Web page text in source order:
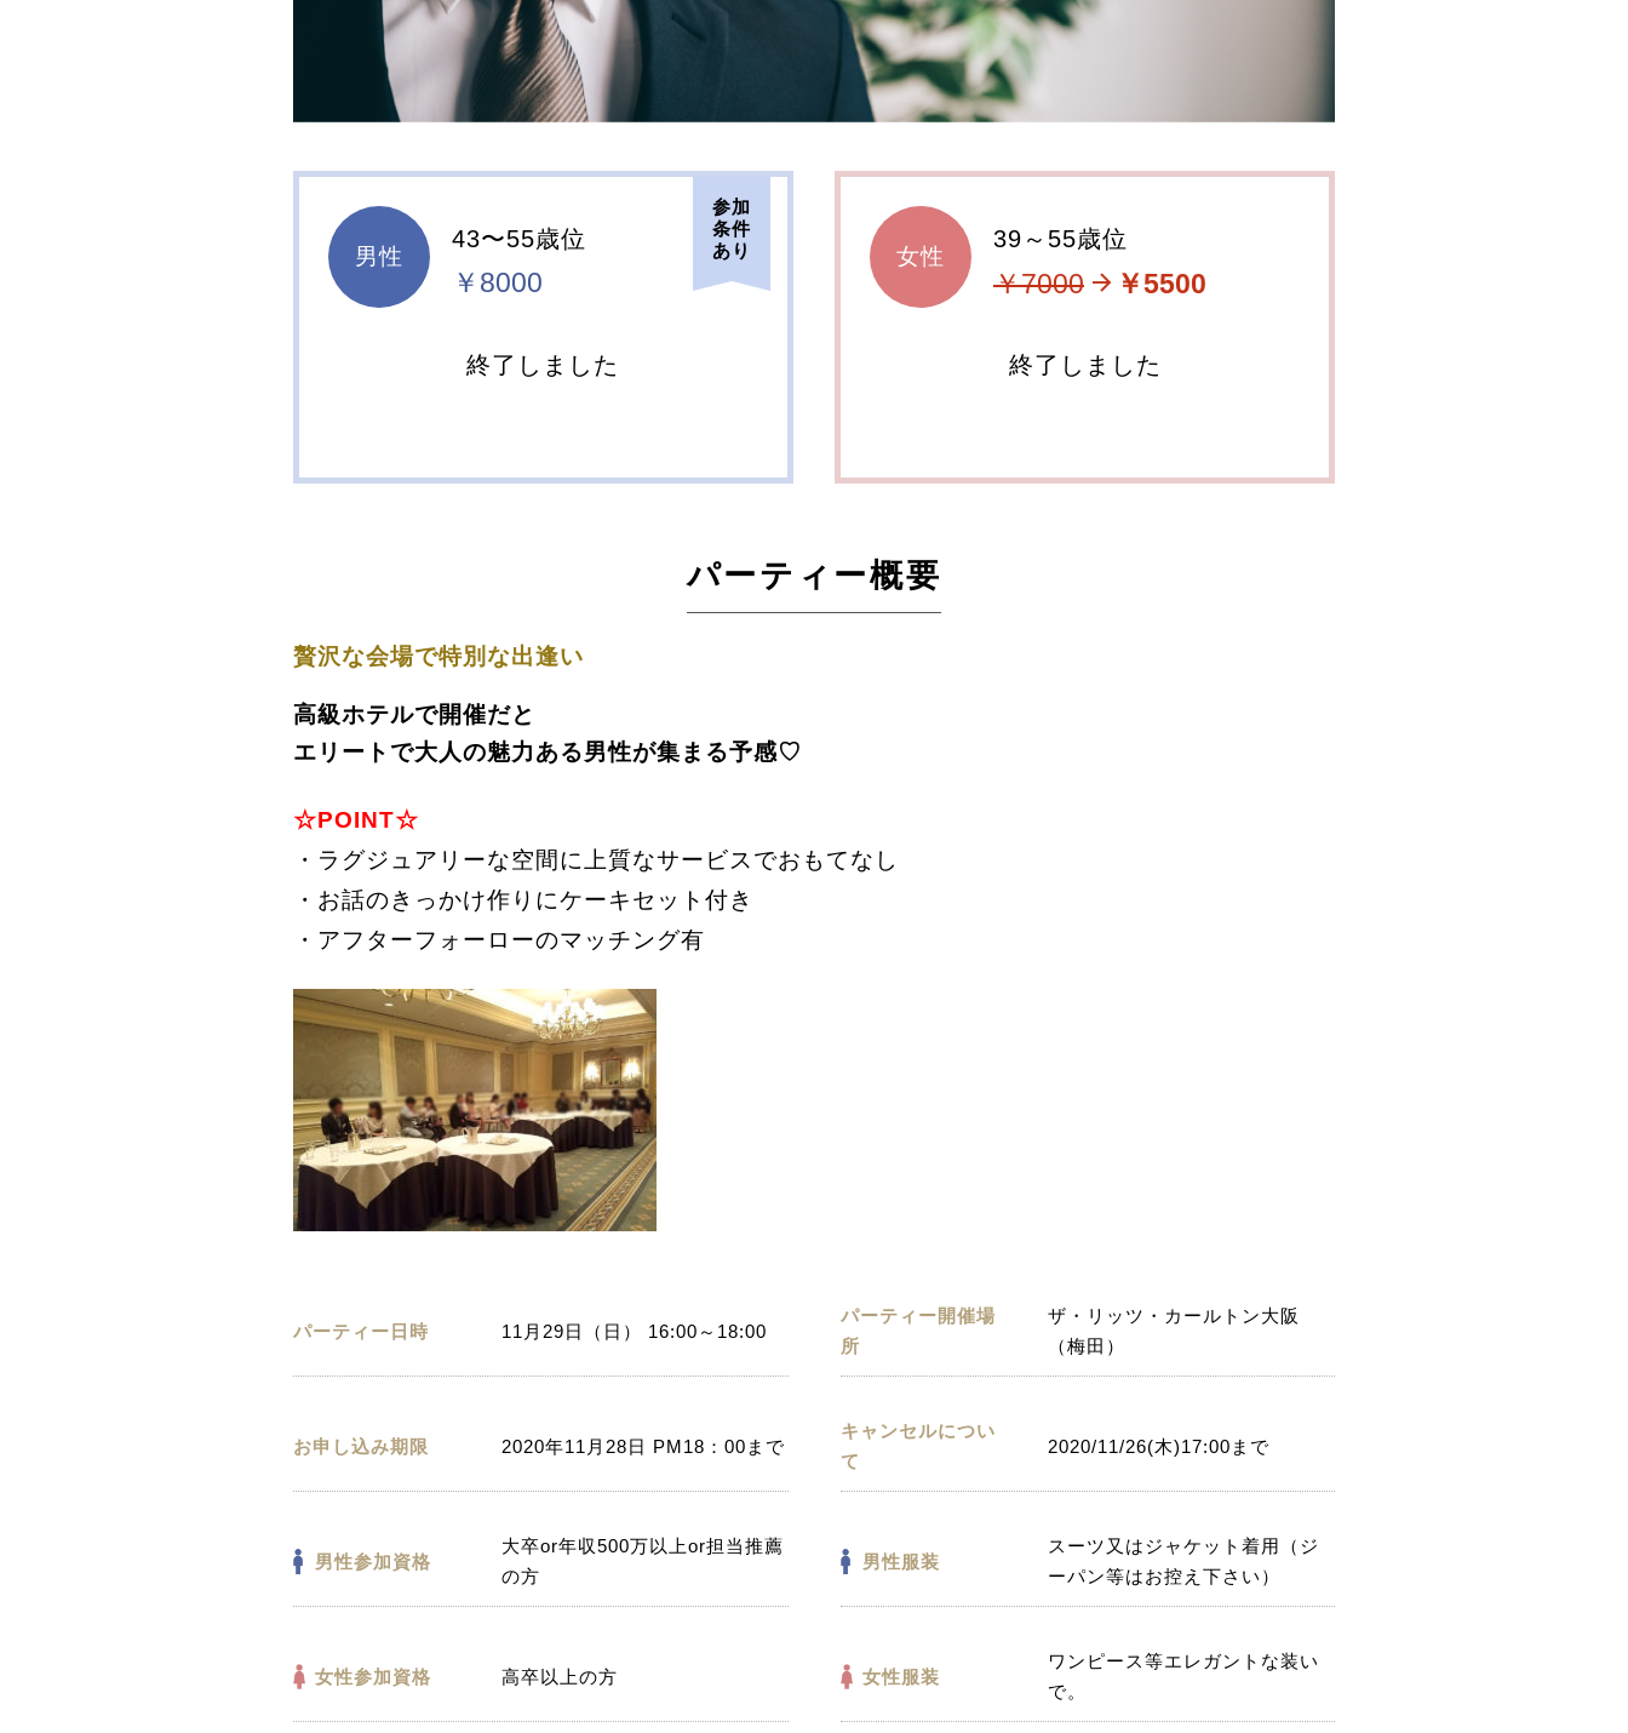
男性
43〜55歳位
￥8000
参加
条件
あり
終了しました
女性
39～55歳位
￥7000 ￥5500
終了しました
パーティー概要
贅沢な会場で特別な出逢い
高級ホテルで開催だと
エリートで大人の魅力ある男性が集まる予感♡
☆POINT☆
・ラグジュアリーな空間に上質なサービスでおもてなし
・お話のきっかけ作りにケーキセット付き
・アフターフォーローのマッチング有
パーティー日時 11月29日（日） 16:00～18:00
パーティー開催場
所
ザ・リッツ・カールトン大阪
（梅田）
お申し込み期限 2020年11月28日 PM18：00まで
キャンセルについ
て
2020/11/26(木)17:00まで
男性参加資格
大卒or年収500万以上or担当推薦
の方
男性服装
スーツ又はジャケット着用（ジ
ーパン等はお控え下さい）
女性参加資格 高卒以上の方 女性服装
ワンピース等エレガントな装い
で。